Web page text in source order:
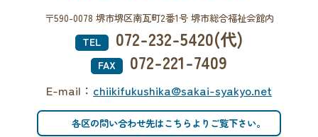
〒590-0078 堺市堺区南瓦町2番1号 堺市総合福祉会館内
TEL
072-232-5420(代)
FAX 072-221-7409
E-mail： chiikifukushika@sakai-syakyo.net
各区の問い合わせ先はこちらよりご覧下さい。